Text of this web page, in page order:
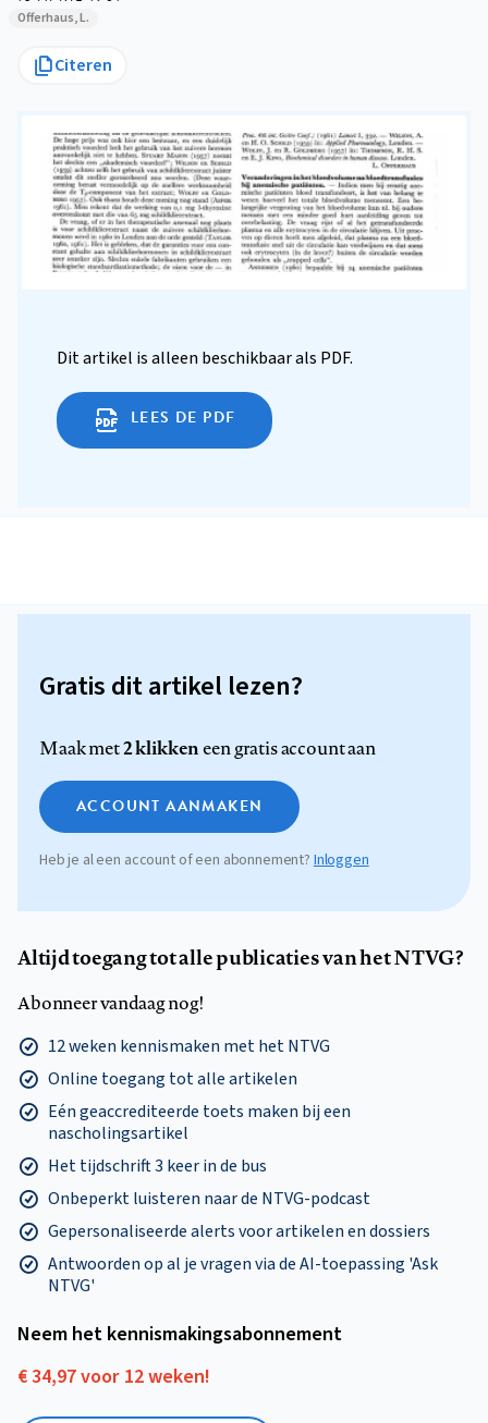
Offerhaus, L.
Citeren
Dit artikel is alleen beschikbaar als PDF.
LEES DE PDF
Gratis dit artikel lezen?
Maak met2 klikkeneen gratis account aan
ACCOUNT AANMAKEN
Heb je al een account of een abonnement? Inloggen
Altijd toegang tot alle publicaties van het NTVG?
Abonneer vandaag nog!
12 weken kennismaken met het NTVG
Online toegang tot alle artikelen
Eén geaccrediteerde toets maken bij een
nascholingsartikel
Het tijdschrift 3 keer in de bus
Onbeperkt luisteren naar de NTVG-podcast
Gepersonaliseerde alerts voor artikelen en dossiers
Antwoorden op al je vragen via de AI-toepassing 'Ask
NTVG'
Neem het kennismakings­abonnement
€ 34,97 voor 12 weken!